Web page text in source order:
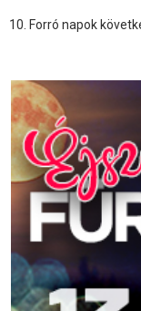
Forró napok